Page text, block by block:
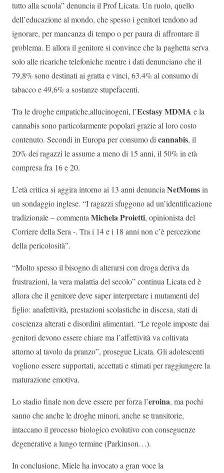
tutto alla scuola” denuncia il Prof Licata. Un ruolo, quello
dell’educazione al mondo, che spesso i genitori tendono ad
ignorare, per mancanza di tempo o per paura di affrontare il
problema. E allora il genitore si convince che la paghetta serva
solo alle ricariche telefoniche mentre i dati denunciano che il
79,8% sono destinati ai gratta e vinci, 63.4% al consumo di
tabacco e 49,6% a sostanze stupefacenti.
Tra le droghe empatiche,allucinogeni, l’Ecstasy MDMA e la
cannabis sono particolarmente popolari grazie al loro costo
contenuto. Secondi in Europa per consumo dicannabis, il
20% dei ragazzi le assume a meno di 15 anni, il 50% in età
compresa fra 16 e 20.
L’età critica si aggira intorno ai 13 anni denunciaNetMomsin
un sondaggio inglese. “I ragazzi sfuggono ad un’identificazione
tradizionale – commentaMichela Proietti, opinionista del
Corriere della Sera -. Tra i 14 e i 18 anni non c’è percezione
della pericolosità”.
“Molto spesso il bisogno di alterarsi con droga deriva da
frustrazioni, la vera malattia del secolo” continua Licata ed è
allora che il genitore deve saper interpretare i mutamenti del
figlio: anafettività, prestazioni scolastiche in discesa, stati di
coscienza alterati e disordini alimentari. “Le regole imposte dai
genitori devono essere chiare ma l’affettività va coltivata
attorno al tavolo da pranzo”, prosegue Licata. Gli adolescenti
vogliono essere supportati, accettati e stimati per raggiungere la
maturazione emotiva.
Lo stadio finale non deve essere per forza l’eroina, ma pochi
sanno che anche le droghe minori, anche se transitorie,
intaccano il processo biologico evolutivo con conseguenze
degenerative a lungo termine (Parkinson…).
In conclusione, Miele ha invocato a gran voce la